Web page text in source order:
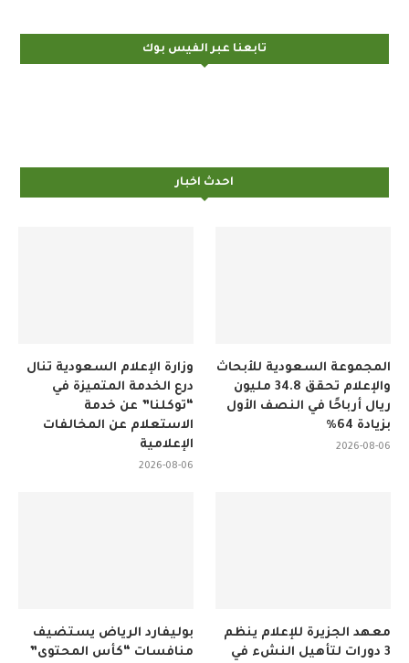
تابعنا عبر الفيس بوك
احدث اخبار
وزارة الإعلام السعودية تنال
درع الخدمة المتميزة في
“توكلنا” عن خدمة
الاستعلام عن المخالفات
الإعلامية
2026-08-06
المجموعة السعودية للأبحاث
والإعلام تحقق 34.8 مليون
ريال أرباحًا في النصف الأول
بزيادة 64%
2026-08-06
بوليفارد الرياض يستضيف
منافسات “كأس المحتوى”
معهد الجزيرة للإعلام ينظم
3 دورات لتأهيل النشء في